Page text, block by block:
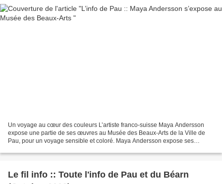
Un voyage au cœur des couleurs L’artiste franco-suisse Maya Andersson
expose une partie de ses œuvres au Musée des Beaux-Arts de la Ville de
Pau, pour un voyage sensible et coloré. Maya Andersson expose ses
Le fil info :: Toute l'info de Pau et du Béarn